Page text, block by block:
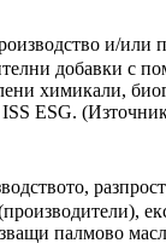
и/
добавки
химикали,
ESG.
палмово